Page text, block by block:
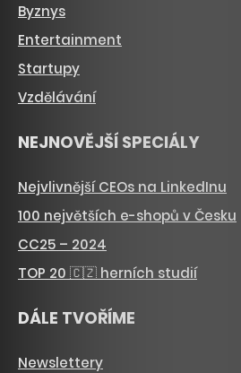
Byznys
Entertainment
Startupy
Vzdělávání
NEJNOVĚJŠÍ SPECIÁLY
Nejvlivnější CEOs na LinkedInu
100 největších e-shopů v Česku
CC25 – 2024
TOP 20 🇨🇿 herních studií
DÁLE TVOŘÍME
Newslettery